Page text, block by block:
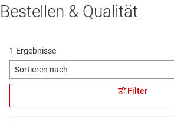
Bestellen & Qualität